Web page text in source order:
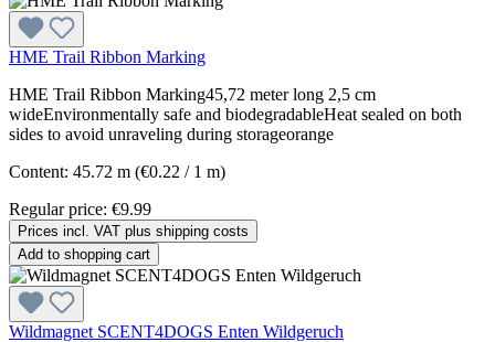
HME Trail Ribbon Marking
HME Trail Ribbon Marking45,72 meter long 2,5 cm
wideEnvironmentally safe and biodegradableHeat sealed on both
sides to avoid unraveling during storageorange
Content: 45.72 m (€0.22 / 1 m)
Regular price: €9.99
Prices incl. VAT plus shipping costs
Add to shopping cart
Wildmagnet SCENT4DOGS Enten Wildgeruch